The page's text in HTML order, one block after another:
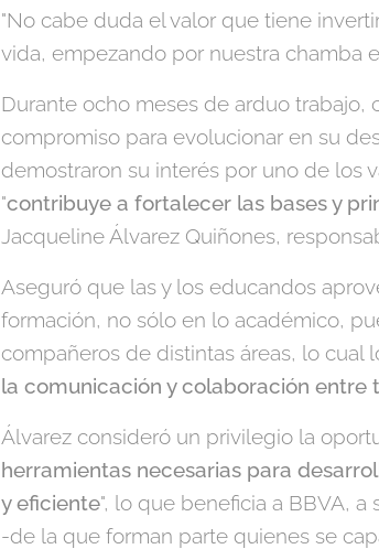
"No cabe duda el valor que tiene
vida, empezando por nuestra chamba
Durante ocho meses de arduo trabajo,
compromiso para evolucionar en su
demostraron su interés por uno de los
"contribuye a fortalecer las bases y
Jacqueline Álvarez Quiñones,
Aseguró que las y los educandos
formación, no sólo en lo académico,
compañeros de distintas áreas, lo cual
la comunicación y colaboración
Álvarez consideró un privilegio la
herramientas necesarias para
y eficiente", lo que beneficia a BBVA,
-de la que forman parte quienes se